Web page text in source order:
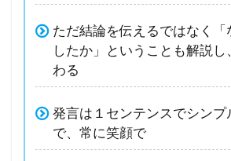
ただ結論を伝えるではなく「
したか」ということも解説し
わる
発言は１センテンスでシンプ
で、常に笑顔で